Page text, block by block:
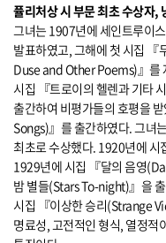
퓰리처상 시 부문 최초 수상자,
그녀는 1907년에 세인트루이
발표하였고, 그해에 첫 시집
Duse and Other Poems)』를
시집 『트로이의 헬렌과 기타
출간하여 비평가들의 호평을
Songs)』를 출간하였다. 그녀
최초로 수상했다. 1920년에
1929년에 시집 『달의 음영
밤 별들(Stars To-night)』을
시집 『이상한 승리(Strange
명료성, 고전적인 형식, 열정적